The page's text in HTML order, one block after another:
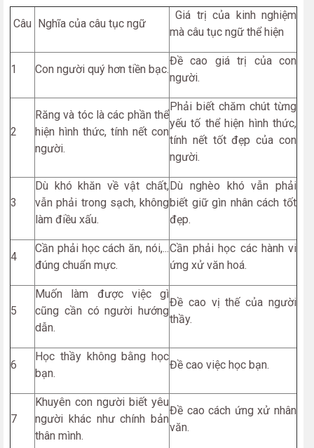
Câu Nghĩa của câu tục ngữ
Giá trị của kinh nghiệm
mà câu tục ngữ thể hiện
1 Con người quý hơn tiền bạc.
Đề cao giá trị của con
người.
2
Răng và tóc là các phần thể
hiện hình thức, tính nết con
người.
Phải biết chăm chút từng
yếu tố thể hiện hình thức,
tính nết tốt đẹp của con
người.
3
Dù khó khăn về vật chất,
vẫn phải trong sạch, không
làm điều xấu.
Dù nghèo khó vẫn phải
biết giữ gìn nhân cách tốt
đẹp.
4
Cần phải học cách ăn, nói,...
đúng chuẩn mực.
Cần phải học các hành vi
ứng xử văn hoá.
5
Muốn làm được việc gì
cũng cần có người hướng
dẫn.
Đề cao vị thế của người
thầy.
6
Học thầy không bằng học
bạn.
Đề cao việc học bạn.
7
Khuyên con người biết yêu
người khác như chính bản
thân mình.
Đề cao cách ứng xử nhân
văn.